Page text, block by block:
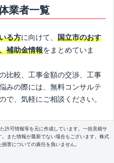
業者一覧
る方に向けて、 国立市のおす
補助金情報をまとめていま
比較、工事金額の交渉、工事
みの際には、無料コンサルテ
で、気軽にご相談ください。
許可情報等を元に作成しています。一括見積サ
また情報が最新でない場合もございます。株式
害についての責任を負いません。